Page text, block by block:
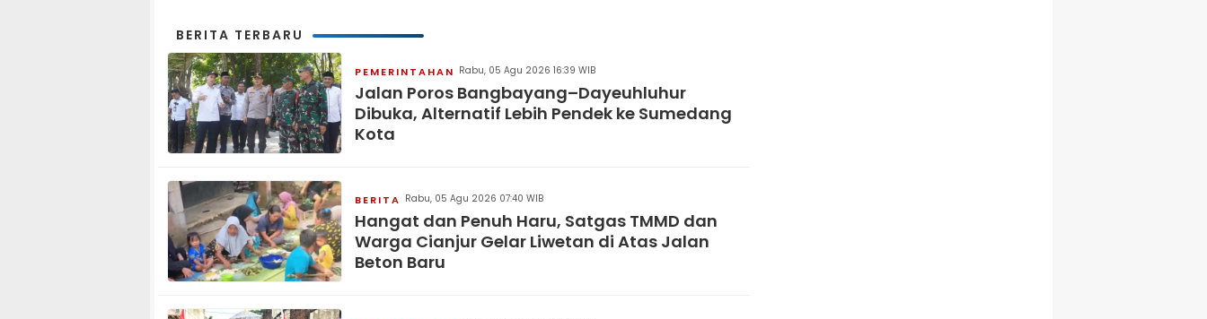
BERITA TERBARU
PEMERINTAHAN Rabu, 05 Agu 2026 16:39 WIB
Jalan Poros Bangbayang–Dayeuhluhur
Dibuka, Alternatif Lebih Pendek ke Sumedang
Kota
BERITA Rabu, 05 Agu 2026 07:40 WIB
Hangat dan Penuh Haru, Satgas TMMD dan
Warga Cianjur Gelar Liwetan di Atas Jalan
Beton Baru